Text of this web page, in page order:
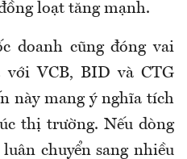
loạt tăng mạnh.
doanh cũng đóng vai
VCB, BID và CTG
này mang ý nghĩa tích
thị trường. Nếu dòng
chuyển sang nhiều